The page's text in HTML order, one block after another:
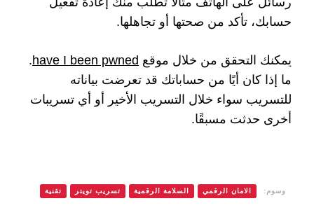
حسابك، تأكد من صحتها أو تجاهلها.
يمكنك التحقق من خلال موقع have I been pwned
.
ما إذا كان أيًا من حساباتك قد تعرضت بياناته
للتسريب سواء خلال التسريب الأخير أو أي تسريبات
أخرى حدثت مسبقًا.
وسوم: الامان الرقمي السلامة الرقمية تسريب تويتر تقنية